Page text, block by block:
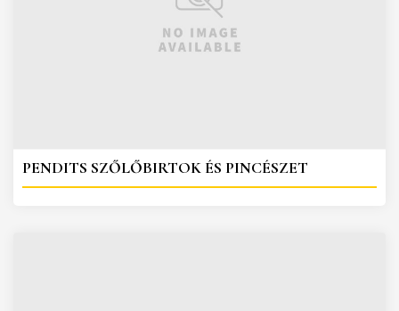
PENDITS SZŐLŐBIRTOK ÉS PINCÉSZET